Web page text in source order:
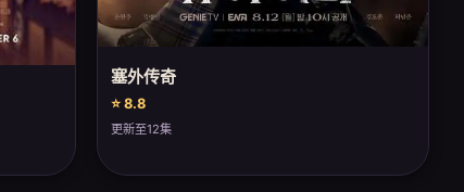
塞外传奇
⭐ 8.8
更新至12集